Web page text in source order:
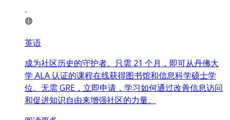
英语
成为社区历史的守护者。只需 21 个月，即可从丹佛大
学 ALA 认证的课程在线获得图书馆和信息科学硕士学
位。无需 GRE，立即申请，学习如何通过改善信息访问
和促进知识自由来增强社区的力量。